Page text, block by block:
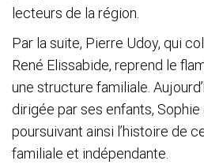
lecteurs de la région.
Par la suite, Pierre Udoy, qui
René Elissabide, reprend le
une structure familiale.
dirigée par ses enfants, Sophie
poursuivant ainsi l’histoire de
familiale et indépendante.